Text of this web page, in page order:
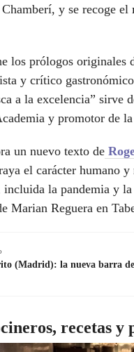
y se recoge el
los prólogos originales
y crítico
a la excelencia” sirve
y promotor de
un nuevo texto de
el carácter humano
la pandemia y
Marian Reguera en
(Madrid): la nueva barra
recetas y